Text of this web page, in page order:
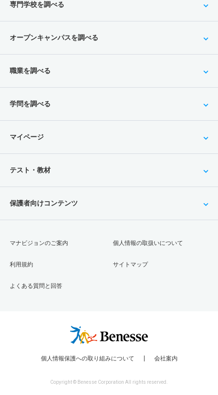
専門学校を調べる
オープンキャンパスを調べる
職業を調べる
学問を調べる
マイページ
テスト・教材
保護者向けコンテンツ
マナビジョンのご案内
利用規約
よくある質問と回答
個人情報の取扱いについて
サイトマップ
個人情報保護への取り組みについて 会社案内
Copyright © Benesse Corporation All rights reserved.